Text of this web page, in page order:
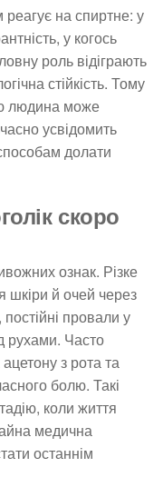
реагує на спиртне: у
у когось
роль відіграють
стійкість. Тому
людина може
усвідомить
долати
скоро
ознак. Різке
шкіри й очей через
провали у
рухами. Часто
з рота та
болю. Такі
коли життя
медична
останнім